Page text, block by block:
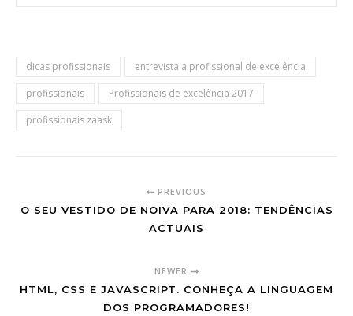
dicas profissionais
entrevista a profissional de excelência
profissionais
Profissionais de excelência 2017
profissionais zaask
PREVIOUS
O SEU VESTIDO DE NOIVA PARA 2018: TENDÊNCIAS
ACTUAIS
NEWER
HTML, CSS E JAVASCRIPT. CONHEÇA A LINGUAGEM
DOS PROGRAMADORES!